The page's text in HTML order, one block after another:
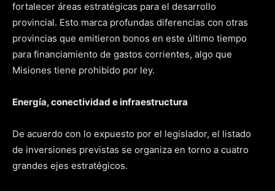
fortalecer áreas estratégicas para el desarrollo
provincial. Esto marca profundas diferencias con otras
provincias que emitieron bonos en este último tiempo
para financiamiento de gastos corrientes, algo que
Misiones tiene prohibido por ley.
Energía, conectividad e infraestructura
De acuerdo con lo expuesto por el legislador, el listado
de inversiones previstas se organiza en torno a cuatro
grandes ejes estratégicos.